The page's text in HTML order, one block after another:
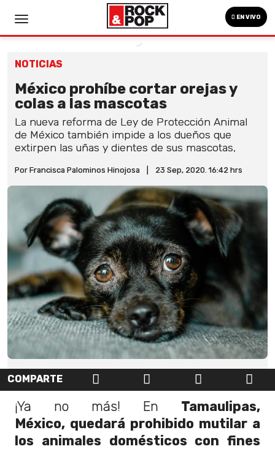
EN VIVO
NOTICIAS
México prohíbe cortar orejas y
colas a las mascotas
La nueva reforma de Ley de Protección Animal
de México también impide a los dueños que
extirpen las uñas y dientes de sus mascotas,
Por Francisca Palominos Hinojosa 23 Sep, 2020. 16:42 hrs
COMPARTE
¡Ya no más! En Tamaulipas,
México, quedará prohibido mutilar a
los animales domésticos con fines